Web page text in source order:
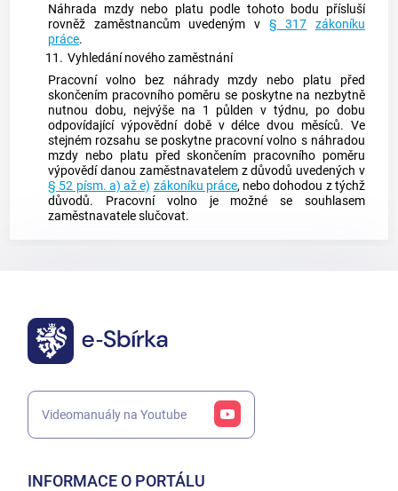
Náhrada mzdy nebo platu podle tohoto bodu přísluší
rovněž zaměstnancům uvedeným v § 317 zákoníku
práce.
11. Vyhledání nového zaměstnání
Pracovní volno bez náhrady mzdy nebo platu před
skončením pracovního poměru se poskytne na nezbytně
nutnou dobu, nejvýše na 1 půlden vtýdnu, po dobu
odpovídající výpovědní době v délce dvou měsíců. Ve
stejném rozsahu se poskytne pracovní volno s náhradou
mzdy nebo platu před skončením pracovního poměru
výpovědí danou zaměstnavatelemz důvodů uvedených v
§ 52 písm. a) až e) zákoníku práce, nebo dohodou z týchž
důvodů. Pracovní volno je možné se souhlasem
zaměstnavateleslučovat.
Videomanuály na Youtube
INFORMACE O PORTÁLU